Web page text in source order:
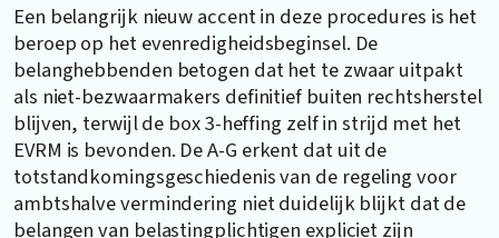
Een belangrijk nieuw accent in deze procedures is het
beroep op het evenredigheidsbeginsel. De
belanghebbenden betogen dat het te zwaar uitpakt
als niet-bezwaarmakers definitief buiten rechtsherstel
blijven, terwijl de box 3-heffing zelf in strijd met het
EVRM is bevonden. De A-G erkent dat uit de
totstandkomingsgeschiedenis van de regeling voor
ambtshalve vermindering niet duidelijk blijkt dat de
belangen van belastingplichtigen expliciet zijn